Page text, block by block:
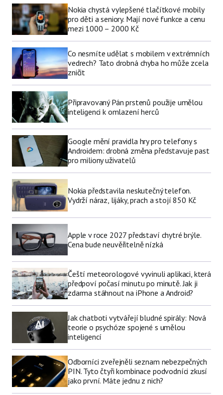
Nokia chystá vylepšené tlačítkové mobily
pro děti a seniory. Mají nové funkce a cenu
mezi 1000 – 2000 Kč
Co nesmíte udělat s mobilem v extrémních
vedrech? Tato drobná chyba ho může zcela
zničit
Připravovaný Pán prstenů použije umělou
inteligenci k omlazení herců
Google mění pravidla hry pro telefony s
Androidem: drobná změna představuje past
pro miliony uživatelů
Nokia představila neskutečný telefon.
Vydrží náraz, lijáky, prach a stojí 850 Kč
Apple v roce 2027 představí chytré brýle.
Cena bude neuvěřitelně nízká
Čeští meteorologové vyvinuli aplikaci, která
předpoví počasí minutu po minutě. Jak ji
zdarma stáhnout na iPhone a Android?
Jak chatboti vytvářejí bludné spirály: Nová
teorie o psychóze spojené s umělou
inteligencí
Odborníci zveřejněli seznam nebezpečných
PIN. Tyto čtyři kombinace podvodníci zkusí
jako první. Máte jednu z nich?